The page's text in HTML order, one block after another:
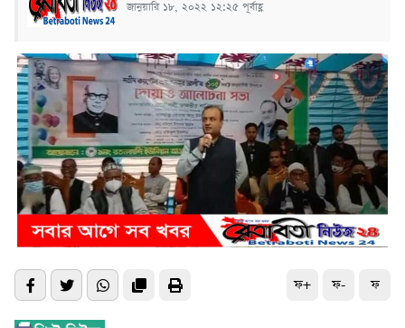
জানুয়ারি ১৮, ২০২২ ১২:২৫ পূর্বাহ্ণ
ফ+ ফ- ফ